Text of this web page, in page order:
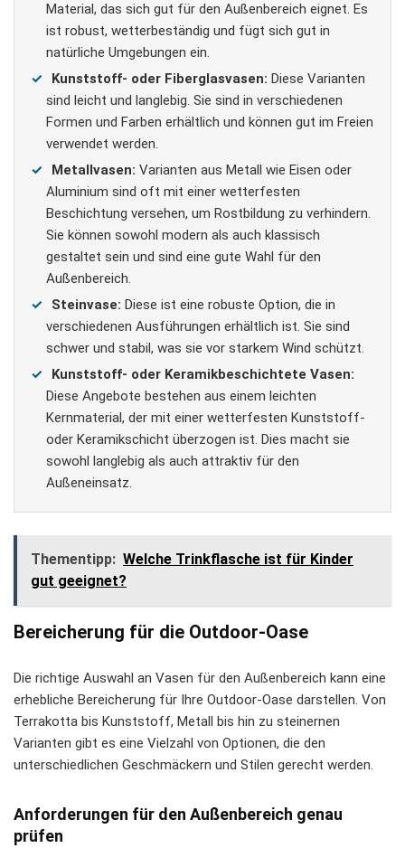
Material, das sich gut für den Außenbereich eignet. Es
ist robust, wetterbeständig und fügt sich gut in
natürliche Umgebungen ein.
Kunststoff- oder Fiberglasvasen: Diese Varianten
sind leicht und langlebig. Sie sind in verschiedenen
Formen und Farben erhältlich und können gut im Freien
verwendet werden.
Metallvasen: Varianten aus Metall wie Eisen oder
Aluminium sind oft mit einer wetterfesten
Beschichtung versehen, um Rostbildung zu verhindern.
Sie können sowohl modern als auch klassisch
gestaltet sein und sind eine gute Wahl für den
Außenbereich.
Steinvase: Diese ist eine robuste Option, die in
verschiedenen Ausführungen erhältlich ist. Sie sind
schwer und stabil, was sie vor starkem Wind schützt.
Kunststoff- oder Keramikbeschichtete Vasen:
Diese Angebote bestehen aus einem leichten
Kernmaterial, der mit einer wetterfesten Kunststoff-
oder Keramikschicht überzogen ist. Dies macht sie
sowohl langlebig als auch attraktiv für den
Außeneinsatz.
Thementipp: Welche Trinkflasche ist für Kinder
gut geeignet?
Bereicherung für die Outdoor-Oase
Die richtige Auswahl an Vasen für den Außenbereich kann eine
erhebliche Bereicherung für Ihre Outdoor-Oase darstellen. Von
Terrakotta bis Kunststoff, Metall bis hin zu steinernen
Varianten gibt es eine Vielzahl von Optionen, die den
unterschiedlichen Geschmäckern und Stilen gerecht werden.
Anforderungen für den Außenbereich genau
prüfen